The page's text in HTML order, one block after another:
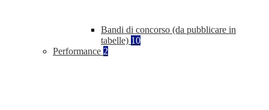
Bandi di concorso (da pubblicare in
tabelle) 10
Performance 2